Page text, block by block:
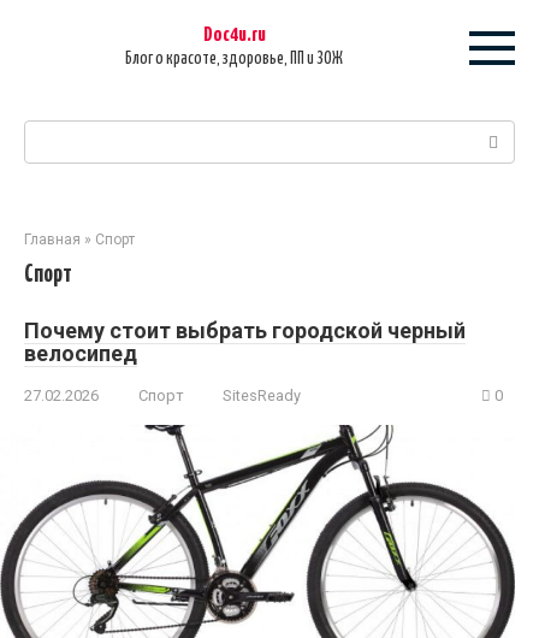
Doc4u.ru
Блог о красоте, здоровье, ПП и ЗОЖ
Главная » Спорт
Спорт
Почему стоит выбрать городской черный
велосипед
27.02.2026 Спорт SitesReady 0